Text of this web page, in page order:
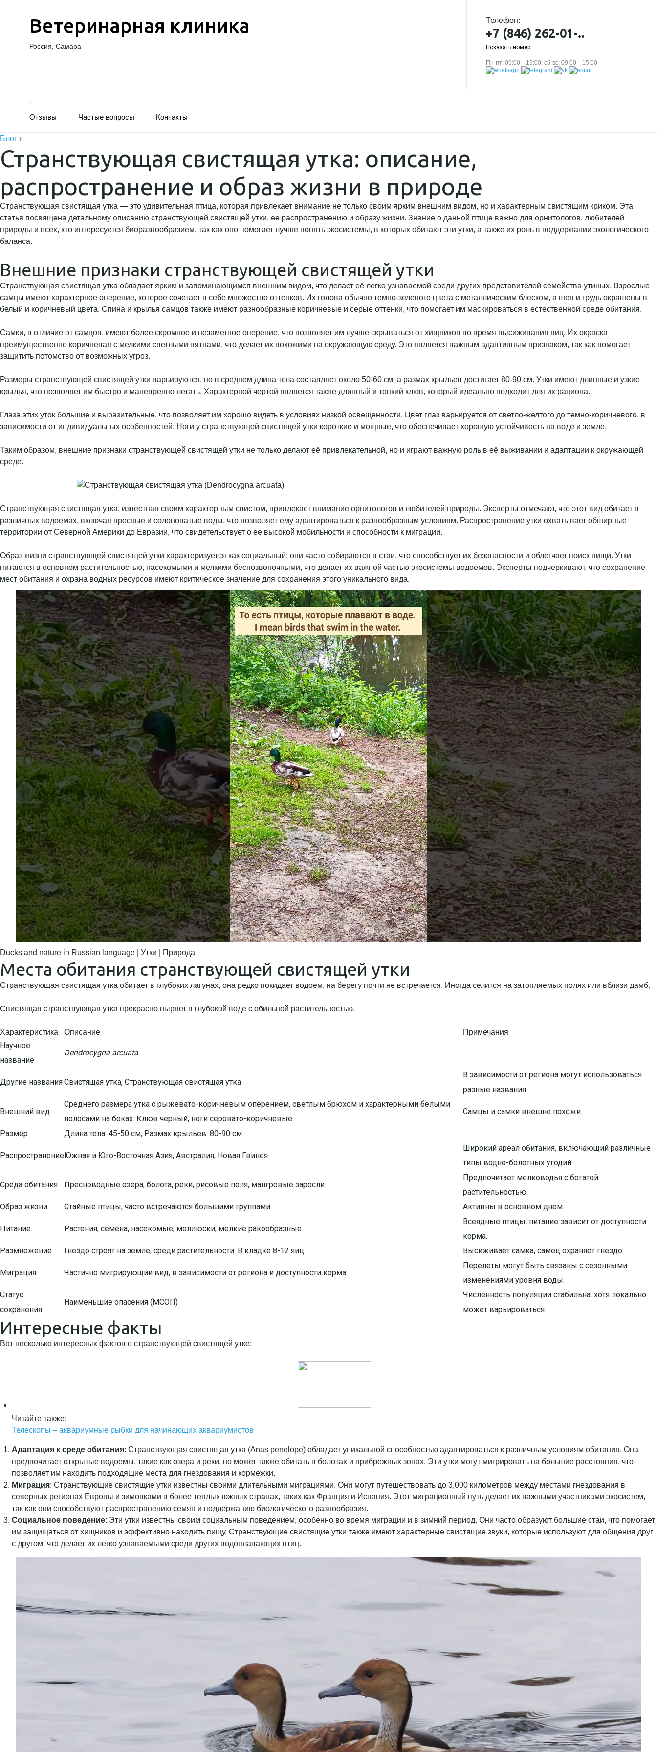
Ветеринарная клиника
Россия, Самара
Телефон:
+7 (846) 262-01-..
Показать номер
Пн-пт: 09:00—19:00; сб-вс: 09:00—15:00
Отзывы Частые вопросы Контакты
Блог ›
Странствующая свистящая утка: описание,
распространение и образ жизни в природе
Странствующая свистящая утка — это удивительная птица, которая привлекает внимание не только своим ярким внешним видом, но и характерным свистящим криком. Эта
статья посвящена детальному описанию странствующей свистящей утки, ее распространению и образу жизни. Знание о данной птице важно для орнитологов, любителей
природы и всех, кто интересуется биоразнообразием, так как оно помогает лучше понять экосистемы, в которых обитают эти утки, а также их роль в поддержании экологического
баланса.
Внешние признаки странствующей свистящей утки
Странствующая свистящая утка обладает ярким и запоминающимся внешним видом, что делает её легко узнаваемой среди других представителей семейства утиных. Взрослые
самцы имеют характерное оперение, которое сочетает в себе множество оттенков. Их голова обычно темно-зеленого цвета с металлическим блеском, а шея и грудь окрашены в
белый и коричневый цвета. Спина и крылья самцов также имеют разнообразные коричневые и серые оттенки, что помогает им маскироваться в естественной среде обитания.
Самки, в отличие от самцов, имеют более скромное и незаметное оперение, что позволяет им лучше скрываться от хищников во время высиживания яиц. Их окраска
преимущественно коричневая с мелкими светлыми пятнами, что делает их похожими на окружающую среду. Это является важным адаптивным признаком, так как помогает
защитить потомство от возможных угроз.
Размеры странствующей свистящей утки варьируются, но в среднем длина тела составляет около 50-60 см, а размах крыльев достигает 80-90 см. Утки имеют длинные и узкие
крылья, что позволяет им быстро и маневренно летать. Характерной чертой является также длинный и тонкий клюв, который идеально подходит для их рациона.
Глаза этих уток большие и выразительные, что позволяет им хорошо видеть в условиях низкой освещенности. Цвет глаз варьируется от светло-желтого до темно-коричневого, в
зависимости от индивидуальных особенностей. Ноги у странствующей свистящей утки короткие и мощные, что обеспечивает хорошую устойчивость на воде и земле.
Таким образом, внешние признаки странствующей свистящей утки не только делают её привлекательной, но и играют важную роль в её выживании и адаптации к окружающей
среде.
Странствующая свистящая утка, известная своим характерным свистом, привлекает внимание орнитологов и любителей природы. Эксперты отмечают, что этот вид обитает в
различных водоемах, включая пресные и солоноватые воды, что позволяет ему адаптироваться к разнообразным условиям. Распространение утки охватывает обширные
территории от Северной Америки до Евразии, что свидетельствует о ее высокой мобильности и способности к миграции.
Образ жизни странствующей свистящей утки характеризуется как социальный: они часто собираются в стаи, что способствует их безопасности и облегчает поиск пищи. Утки
питаются в основном растительностью, насекомыми и мелкими беспозвоночными, что делает их важной частью экосистемы водоемов. Эксперты подчеркивают, что сохранение
мест обитания и охрана водных ресурсов имеют критическое значение для сохранения этого уникального вида.
Ducks and nature in Russian language | Утки | Природа
Места обитания странствующей свистящей утки
Странствующая свистящая утка обитает в глубоких лагунах, она редко покидает водоем, на берегу почти не встречается. Иногда селится на затопляемых полях или вблизи дамб.
Свистящая странствующая утка прекрасно ныряет в глубокой воде с обильной растительностью.
Характеристика Описание Примечания
Научное
название
Dendrocygna arcuata
Другие названияСвистящая утка, Странствующая свистящая утка
В зависимости от региона могут использоваться
разные названия
Внешний вид
Среднего размера утка с рыжевато-коричневым оперением, светлым брюхом и характерными белыми
полосами на боках. Клюв черный, ноги серовато-коричневые.
Самцы и самки внешне похожи.
Размер Длина тела: 45-50 см; Размах крыльев: 80-90 см
РаспространениеЮжная и Юго-Восточная Азия, Австралия, Новая Гвинея
Широкий ареал обитания, включающий различные
типы водно-болотных угодий.
Среда обитания Пресноводные озера, болота, реки, рисовые поля, мангровые заросли
Предпочитает мелководья с богатой
растительностью.
Образ жизни
Стайные птицы, часто встречаются большими группами. Активны в основном днем.
Питание Растения, семена, насекомые, моллюски, мелкие ракообразные
Всеядные птицы, питание зависит от доступности
корма.
Размножение
Гнездо строят на земле, среди растительности. В кладке 8-12 яиц. Высиживает самка, самец охраняет гнездо.
Миграция Частично мигрирующий вид, в зависимости от региона и доступности корма.
Перелеты могут быть связаны с сезонными
изменениями уровня воды.
Статус
сохранения
Наименьшие опасения (МСОП)
Численность популяции стабильна, хотя локально
может варьироваться.
Интересные факты
Вот несколько интересных фактов о странствующей свистящей утке:
Читайте также:
Телескопы – аквариумные рыбки для начинающих аквариумистов
Адаптация к среде обитания: Странствующая свистящая утка (Anas penelope) обладает уникальной способностью адаптироваться к различным условиям обитания. Она
предпочитает открытые водоемы, такие как озера и реки, но может также обитать в болотах и прибрежных зонах. Эти утки могут мигрировать на большие расстояния, что
позволяет им находить подходящие места для гнездования и кормежки.
Миграция: Странствующие свистящие утки известны своими длительными миграциями. Они могут путешествовать до 3,000 километров между местами гнездования в
северных регионах Европы и зимовками в более теплых южных странах, таких как Франция и Испания. Этот миграционный путь делает их важными участниками экосистем,
так как они способствуют распространению семян и поддержанию биологического разнообразия.
Социальное поведение: Эти утки известны своим социальным поведением, особенно во время миграции и в зимний период. Они часто образуют большие стаи, что помогает
им защищаться от хищников и эффективно находить пищу. Странствующие свистящие утки также имеют характерные свистящие звуки, которые используют для общения друг
с другом, что делает их легко узнаваемыми среди других водоплавающих птиц.